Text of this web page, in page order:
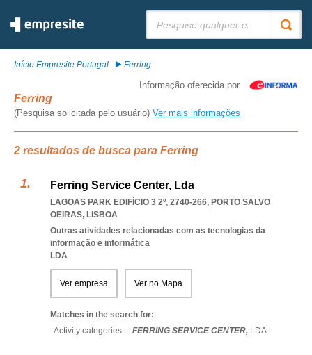
Início Empresite Portugal Ferring
Informação oferecida por
Ferring
(Pesquisa solicitada pelo usuário) Ver mais informações
2 resultados de busca para Ferring
Ferring Service Center, Lda
LAGOAS PARK EDIFÍCIO 3 2º, 2740-266, PORTO SALVO
OEIRAS, LISBOA
Outras atividades relacionadas com as tecnologias da
informação e informática
LDA
Ver empresa Ver no Mapa
Matches in the search for:
Activity categories: ...FERRING SERVICE CENTER, LDA...